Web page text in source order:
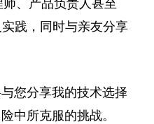
、产品负责人甚至
践，同时与亲友分享
您分享我的技术选择
中所克服的挑战。